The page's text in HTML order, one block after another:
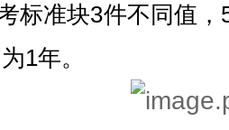
标准块3件不同值
1年。